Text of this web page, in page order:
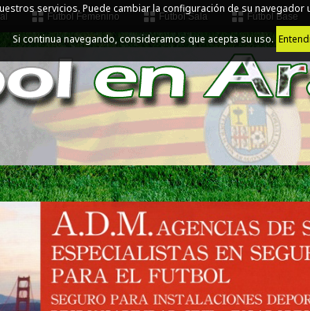
servicios. Puede cambiar la configuración de su navegador
Si continua navegando, consideramos que acepta su uso.
Fútbol Femenino Fútbol Sala Fútbol Base